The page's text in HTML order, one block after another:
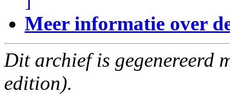
Meer informatie over
Dit archief is gegenereerd
edition).